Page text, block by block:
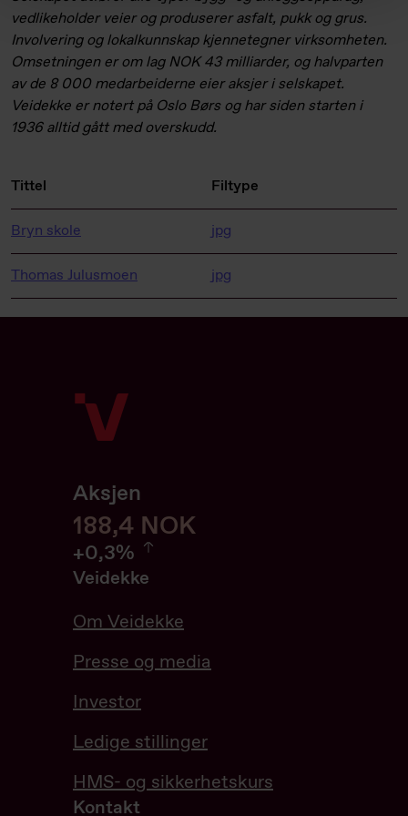
vedlikeholder veier og produserer asfalt, pukk og grus.
Involvering og lokalkunnskap kjennetegner virksomheten.
Omsetningen er om lag NOK 43 milliarder, og halvparten
av de 8 000 medarbeiderne eier aksjer i selskapet.
Veidekke er notert på Oslo Børs og har siden starten i
1936 alltid gått med overskudd.
Tittel Filtype
Bryn skole jpg
Thomas Julusmoen jpg
Aksjen
188,6 NOK
+0,3%
0.32%
Veidekke
Om Veidekke
Presse og media
Investor
Ledige stillinger
HMS- og sikkerhetskurs
Kontakt